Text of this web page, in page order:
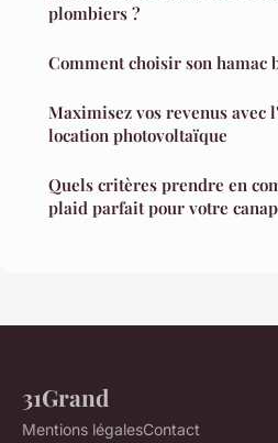
plombiers ?
Comment choisir son hamac
Maximisez vos revenus avec
location photovoltaïque
Quels critères prendre en
plaid parfait pour votre
31Grand
Mentions légalesContact